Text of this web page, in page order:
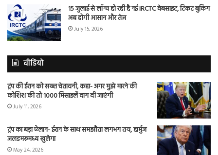
15 जुलाई से लॉन्च हो रही है नई IRCTC वेबसाइट, टिकट बुकिंग
अब होगी आसान और तेज
July 15, 2026
वीडियो
ट्रंप की ईरान को सख्त चेतावनी, कहा- अगर मुझे मारने की
कोशिश की तो 1000 मिसाइलें दाग दी जाएंगी
July 11, 2026
ट्रंप का बड़ा ऐलान- ईरान के साथ समझौता लगभग तय, हार्मुज
जलडमरूमध्य खुलेगा
May 24, 2026